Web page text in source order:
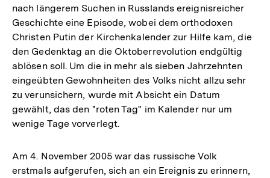
Fußnote
nach längerem Suchen in Russlands ereignisreicher
Geschichte eine Episode, wobei dem orthodoxen
Christen Putin der Kirchenkalender zur Hilfe kam, die
den Gedenktag an die Oktoberrevolution endgültig
ablösen soll. Um die in mehr als sieben Jahrzehnten
eingeübten Gewohnheiten des Volks nicht allzu sehr
zu verunsichern, wurde mit Absicht ein Datum
gewählt, das den "roten Tag" im Kalender nur um
wenige Tage vorverlegt.
Am 4. November 2005 war das russische Volk
erstmals aufgerufen, sich an ein Ereignis zu erinnern,